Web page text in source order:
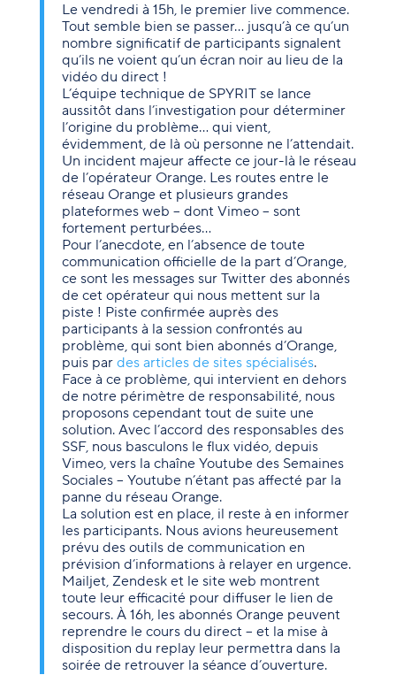
Le vendredi à 15h, le premier live commence.
Tout semble bien se passer… jusqu’à ce qu’un
nombre significatif de participants signalent
qu’ils ne voient qu’un écran noir au lieu de la
vidéo du direct !
L’équipe technique de SPYRIT se lance
aussitôt dans l’investigation pour déterminer
l’origine du problème… qui vient,
évidemment, de là où personne ne l’attendait.
Un incident majeur affecte ce jour-là le réseau
de l’opérateur Orange. Les routes entre le
réseau Orange et plusieurs grandes
plateformes web – dont Vimeo – sont
fortement perturbées…
Pour l’anecdote, en l’absence de toute
communication officielle de la part d’Orange,
ce sont les messages sur Twitter des abonnés
de cet opérateur qui nous mettent sur la
piste ! Piste confirmée auprès des
participants à la session confrontés au
problème, qui sont bien abonnés d’Orange,
puis par des articles de sites spécialisés.
Face à ce problème, qui intervient en dehors
de notre périmètre de responsabilité, nous
proposons cependant tout de suite une
solution. Avec l’accord des responsables des
SSF, nous basculons le flux vidéo, depuis
Vimeo, vers la chaîne Youtube des Semaines
Sociales – Youtube n’étant pas affecté par la
panne du réseau Orange.
La solution est en place, il reste à en informer
les participants. Nous avions heureusement
prévu des outils de communication en
prévision d’informations à relayer en urgence.
Mailjet, Zendesk et le site web montrent
toute leur efficacité pour diffuser le lien de
secours. À 16h, les abonnés Orange peuvent
reprendre le cours du direct – et la mise à
disposition du replay leur permettra dans la
soirée de retrouver la séance d’ouverture.